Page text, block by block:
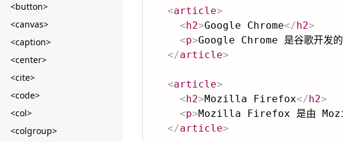
<button>
<canvas>
<caption>
<center>
<cite>
<code>
<col>
<colgroup>
<article>
<h2>Google Chrome</h2>
<p>Google Chrome 是谷歌开发
</article>
<article>
<h2>Mozilla Firefox</h2>
<p>Mozilla Firefox 是由
</article>